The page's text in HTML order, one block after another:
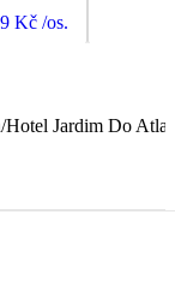
Kč /os.
/Hotel Jardim Do